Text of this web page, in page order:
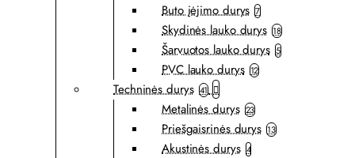
Buto įėjimo durys 7
Skydinės lauko durys 18
Šarvuotos lauko durys 5
PVC lauko durys 12
Techninės durys 41
Metalinės durys 23
Priešgaisrinės durys 13
Akustinės durys 4